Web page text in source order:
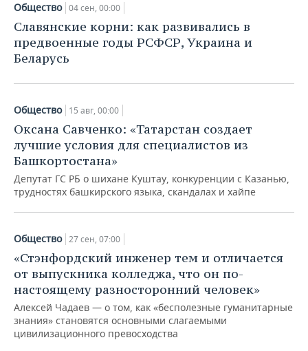
Общество 04 сен, 00:00
Славянские корни: как развивались в
предвоенные годы РСФСР, Украина и
Беларусь
Общество 15 авг, 00:00
Оксана Савченко: «Татарстан создает
лучшие условия для специалистов из
Башкортостана»
Депутат ГС РБ о шихане Куштау, конкуренции с Казанью,
трудностях башкирского языка, скандалах и хайпе
Общество 27 сен, 07:00
«Стэнфордский инженер тем и отличается
от выпускника колледжа, что он по-
настоящему разносторонний человек»
Алексей Чадаев — о том, как «бесполезные гуманитарные
знания» становятся основными слагаемыми
цивилизационного превосходства